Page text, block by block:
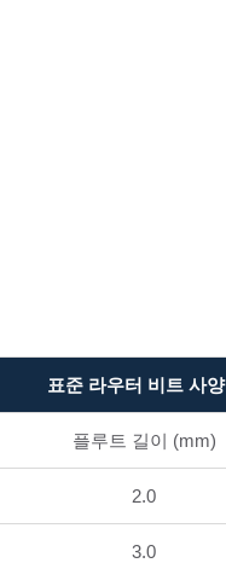
표준 라우터 비트 사양
플루트 길이 (mm)
2.0
3.0